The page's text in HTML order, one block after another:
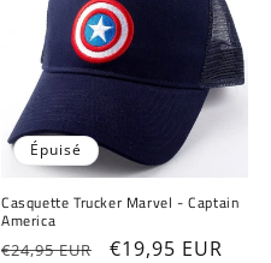
Épuisé
Casquette Trucker Marvel - Captain
America
Prix
€24,95 EUR
Prix
€19,95 EUR